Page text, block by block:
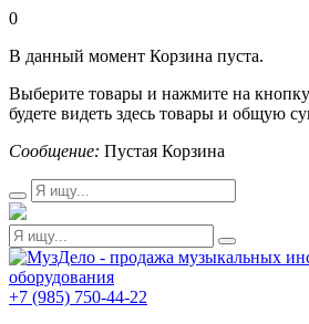
0
В данный момент Корзина пуста.
Выберите товары и нажмите на
будете видеть здесь товары и общую
Сообщение: Пустая Корзина
+7 (985) 750-44-22